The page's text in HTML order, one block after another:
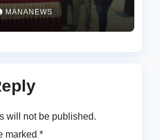
MANANEWS
will not be published.
marked *